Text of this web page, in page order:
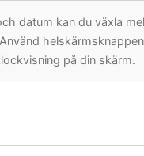
datum kan du växla
på din skärm.